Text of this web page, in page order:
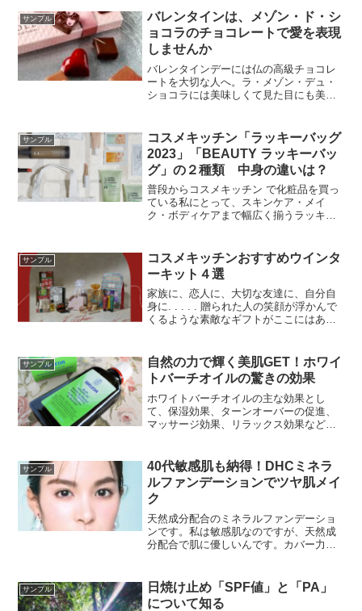
サンプル
バレンタインは、メゾン・ド・シ
ョコラのチョコレートで愛を表現
しませんか
バレンタインデーには仏の高級チョコレ
ートを大切な人へ。ラ・メゾン・デュ・
ショコラには美味しくて見た目にも美し
サンプル
コスメキッチン「ラッキーバッグ
2023」「BEAUTY ラッキーバッ
グ」の２種類 中身の違いは？
普段からコスメキッチン で化粧品を買っ
ている私にとって、スキンケア・メイ
ク・ボディケアまで幅広く揃うラッキー
ムも含まれていて新しい発見が必ずあり
ます。数量限定なのでお早めに。
サンプル
コスメキッチンおすすめウインタ
ーキット４選
家族に、恋人に、大切な友達に、自分自
身に. . . . . 贈られた人の笑顔が浮かんで
くるような素敵なギフトがここにはあり
サンプル
自然の力で輝く美肌GET！ホワイ
トバーチオイルの驚きの効果
ホワイトバーチオイルの主な効果とし
て、保湿効果、ターンオーバーの促進、
マッサージ効果、リラックス効果などが
トの改善にも効果があります。
サンプル
40代敏感肌も納得！DHCミネラ
ルファンデーションでツヤ肌メイ
ク
天然成分配合のミネラルファンデーショ
ンです。私は敏感肌なのですが、天然成
分配合で肌に優しいんです。カバー力も
のもポイント高いです！
サンプル
日焼け止め「SPF値」と「PA」
について知る